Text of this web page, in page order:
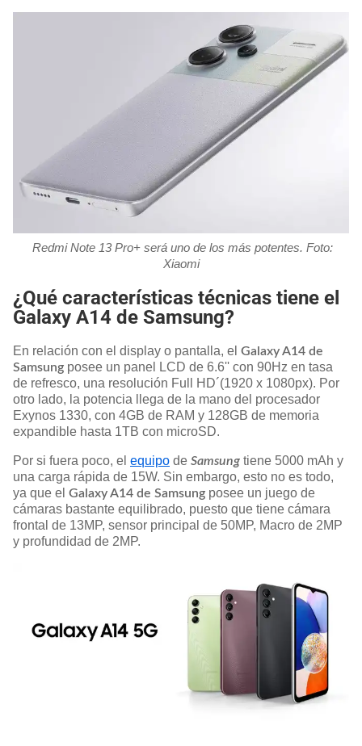
Redmi Note 13 Pro+ será uno de los más potentes. Foto:
Xiaomi
¿Qué características técnicas tiene el
Galaxy A14 de Samsung?
En relación con el display o pantalla, el Galaxy A14 de
Samsung posee un panel LCD de 6.6'' con 90Hz en tasa
de refresco, una resolución Full HD´(1920 x 1080px). Por
otro lado, la potencia llega de la mano del procesador
Exynos 1330, con 4GB de RAM y 128GB de memoria
expandible hasta 1TB con microSD.
Por si fuera poco, el equipo de Samsung tiene 5000 mAh y
una carga rápida de 15W. Sin embargo, esto no es todo,
ya que el Galaxy A14 de Samsung posee un juego de
cámaras bastante equilibrado, puesto que tiene cámara
frontal de 13MP, sensor principal de 50MP, Macro de 2MP
y profundidad de 2MP.